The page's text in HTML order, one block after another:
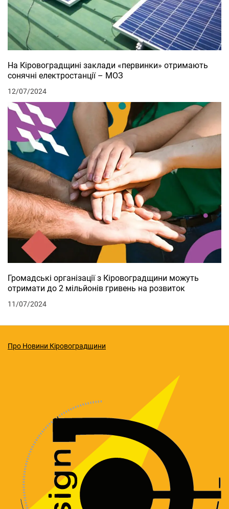
На Кіровоградщині заклади «первинки» отримають
сонячні електростанції – МОЗ
12/07/2024
Громадські організації з Кіровоградщини можуть
отримати до 2 мільйонів гривень на розвиток
11/07/2024
Про Новини Кіровоградщини